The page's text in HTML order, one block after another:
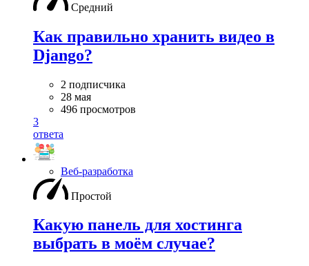
Средний
Как правильно хранить видео в
Django?
2 подписчика
28 мая
496 просмотров
3
ответа
Веб-разработка
Простой
Какую панель для хостинга
выбрать в моём случае?